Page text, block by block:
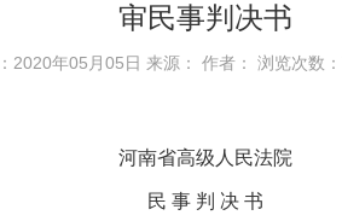
审民事判决书
2020年05月05日 来源： 作者： 浏览次数
河南省高级人民法院
民 事 判 决 书